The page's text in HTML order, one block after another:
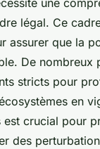
une
légal. Ce
assurer que la
De nombreux
stricts pour
en
crucial pour
des